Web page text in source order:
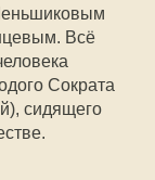
Всё
Сократа
сидящего